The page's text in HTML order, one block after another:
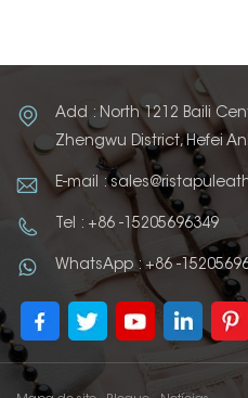
Add : North 1212 Baili
Zhengwu District, Hefei
E-mail :
Tel : +86 -15205696349
WhatsApp : +86 -